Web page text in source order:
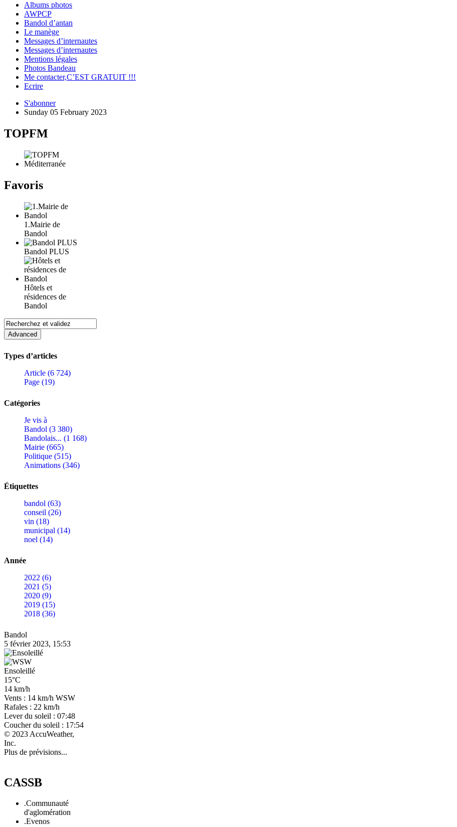
Albums photos
AWPCP
Bandol d’antan
Le manège
Messages d’internautes
Messages d’internautes
Mentions légales
Photos Bandeau
Me contacter,C’EST GRATUIT !!!
Ecrire
S'abonner
Sunday 05 February 2023
TOPFM
Favoris
1.Mairie de
Bandol
Bandol PLUS
Hôtels et
résidences de
Bandol
Types d’articles
Article (6 724)
Page (19)
Catégories
Je vis à
Bandol (3 380)
Bandolais... (1 168)
Mairie (665)
Politique (515)
Animations (346)
Étiquettes
bandol (63)
conseil (26)
vin (18)
municipal (14)
noel (14)
Année
2022 (6)
2021 (5)
2020 (9)
2019 (15)
2018 (36)
Bandol
5 février 2023, 15:53
Ensoleillé
15°C
14 km/h
Vents : 14 km/h WSW
Rafales : 22 km/h
Lever du soleil : 07:48
Coucher du soleil : 17:54
© 2023 AccuWeather,
Inc.
Plus de prévisions...
CASSB
.Communauté
d'aglomération
.Evenos